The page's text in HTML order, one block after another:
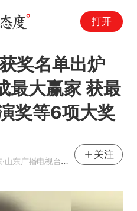
打开
奖名单出炉
最大赢家 获最
奖等6项大奖
·山东广播电视台官方APP闪电新闻
关注